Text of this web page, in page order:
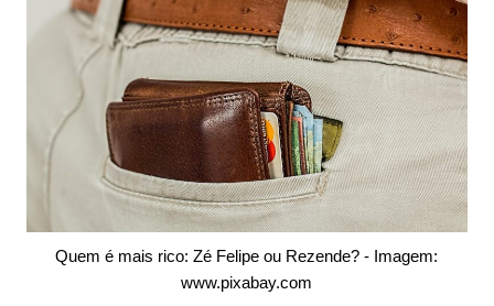
Quem é mais rico: Zé Felipe ou Rezende? - Imagem:
www.pixabay.com